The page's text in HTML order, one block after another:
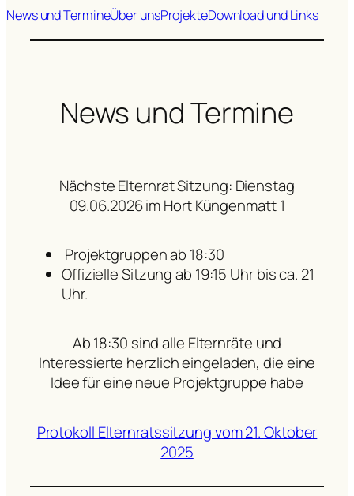
News und TermineÜber unsProjekteDownload und Links
News und Termine
Nächste Elternrat Sitzung: Dienstag
09.06.2026 im Hort Küngenmatt 1
Projektgruppen ab 18:30
Offizielle Sitzung ab 19:15 Uhr bis ca. 21
Uhr.
​Ab 18:30 sind alle Elternräte und
Interessierte herzlich eingeladen, die eine
Idee für eine neue Projektgruppe habe
Protokoll Elternratssitzung vom 21. Oktober
2025